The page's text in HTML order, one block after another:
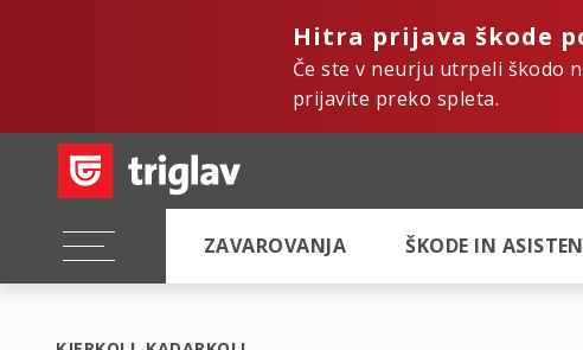
Hitra prijava škode
Če ste v neurju utrpeli škodo
prijavite preko spleta.
ZAVAROVANJA ŠKODE IN